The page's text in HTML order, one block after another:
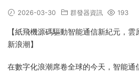
2026-03-30 群發器資訊 193
【紙飛機源碼驅動智能通信新紀元，
新浪潮】
在數字化浪潮席卷全球的今天，智能通